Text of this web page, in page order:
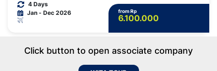
4 Days
Jan - Dec 2026
from Rp
6.100.000
Click button to open associate company